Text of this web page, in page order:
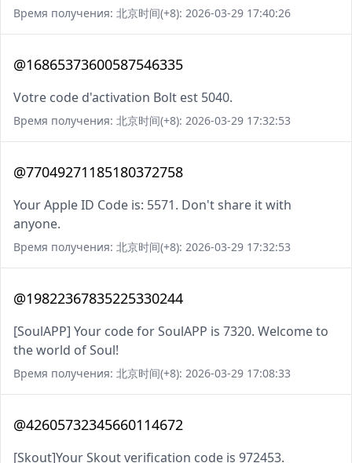
Время получения: 北京时间(+8): 2026-03-29 17:40:26
@16865373600587546335
Votre code d'activation Bolt est 5040.
Время получения: 北京时间(+8): 2026-03-29 17:32:53
@77049271185180372758
Your Apple ID Code is: 5571. Don't share it with
anyone.
Время получения: 北京时间(+8): 2026-03-29 17:32:53
@19822367835225330244
[SoulAPP] Your code for SoulAPP is 7320. Welcome to
the world of Soul!
Время получения: 北京时间(+8): 2026-03-29 17:08:33
@42605732345660114672
[Skout]Your Skout verification code is 972453.